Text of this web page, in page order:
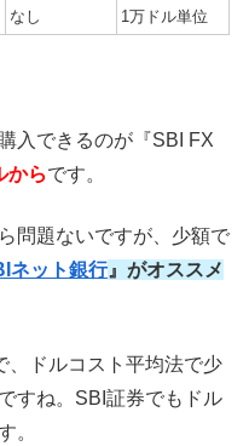
なし 1万ドル単位
入できるのが『SBI FX
からです。
問題ないですが、少額で
ネット銀行 』がオススメ
、ドルコスト平均法で少
すね。SBI証券でもドル
。